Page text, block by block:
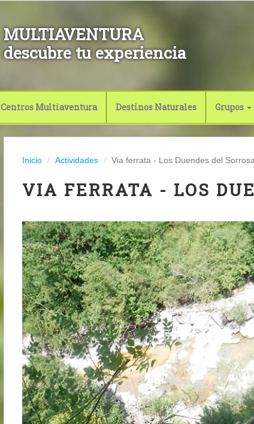
MULTIAVENTURA
descubre tu experiencia
Centros Multiaventura Destinos Naturales Grupos
Inicio Actividades Via ferrata - Los Duendes del
VIA FERRATA - LOS